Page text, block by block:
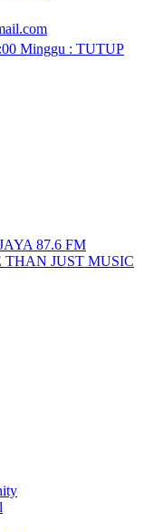
Minggu : TUTUP
87.6 FM
JUST MUSIC